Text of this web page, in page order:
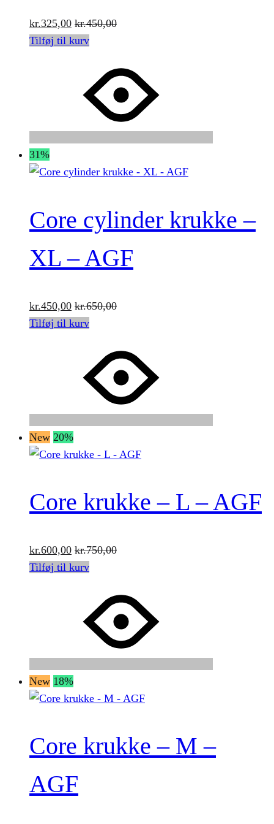
kr.325,00 kr.450,00
Tilføj til kurv
31%
Core cylinder krukke –
XL – AGF
kr.450,00 kr.650,00
Tilføj til kurv
New 20%
Core krukke – L – AGF
kr.600,00 kr.750,00
Tilføj til kurv
New 18%
Core krukke – M –
AGF